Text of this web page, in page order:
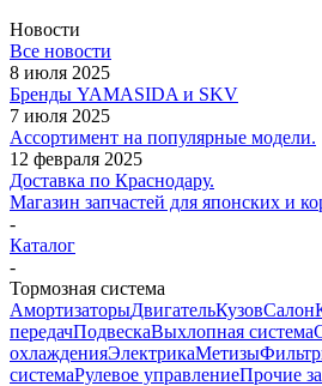
Новости
Все новости
8 июля 2025
Бренды YAMASIDA и SKV
7 июля 2025
Ассортимент на популярные модели.
12 февраля 2025
Доставка по Краснодару.
Магазин запчастей для японских и
-
Каталог
-
Тормозная система
АмортизаторыДвигательКузовСалон
передачПодвескаВыхлопная система
охлажденияЭлектрикаМетизы
системаРулевое управлениеПрочие